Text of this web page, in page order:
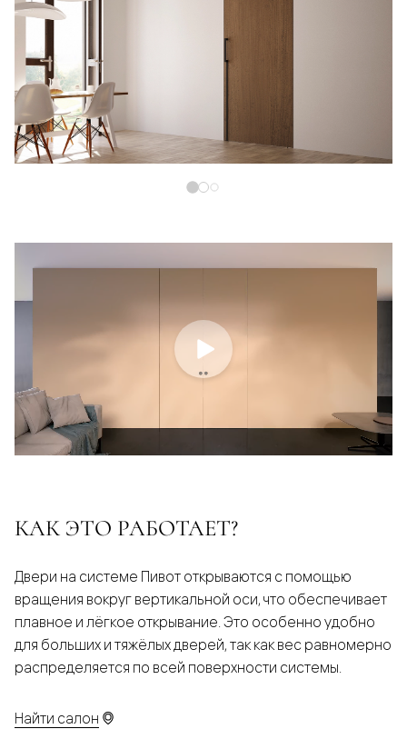
КАК ЭТО РАБОТАЕТ?
Двери на системе Пивот открываются с помощью
вращения вокруг вертикальной оси, что обеспечивает
плавное и лёгкое открывание. Это особенно удобно
для больших и тяжёлых дверей, так как вес равномерно
распределяется по всей поверхности системы.
Найти салон